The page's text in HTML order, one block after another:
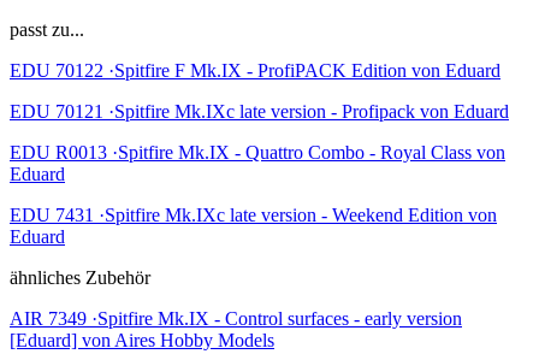
passt zu...
EDU 70122 ·Spitfire F Mk.IX - ProfiPACK Edition von Eduard
EDU 70121 ·Spitfire Mk.IXc late version - Profipack von Eduard
EDU R0013 ·Spitfire Mk.IX - Quattro Combo - Royal Class von
Eduard
EDU 7431 ·Spitfire Mk.IXc late version - Weekend Edition von
Eduard
ähnliches Zubehör
AIR 7349 ·Spitfire Mk.IX - Control surfaces - early version
[Eduard] von Aires Hobby Models